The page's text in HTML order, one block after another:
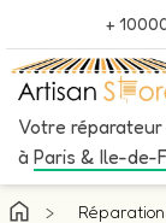
+
Votre
à Paris & Ile-de-
>